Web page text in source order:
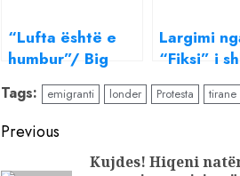
“Lufta është e
humbur”/ Big
Basta: Artistët në
Shqipëri nuk
mbyllin dot
muajin
Largimi
“Fiksi” i
ishemi/
“Doktori”
dashurinë.
Tags: emigranti londer Protesta tirane
Continue
Reading
Previous
Kujdes! Hiqeni